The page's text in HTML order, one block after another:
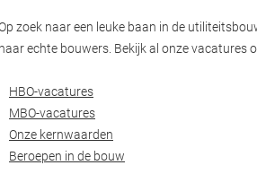
zoek naar een leuke baan in de
naar echte bouwers. Bekijk al onze vacatures
HBO-vacatures
MBO-vacatures
Onze kernwaarden
Beroepen in de bouw